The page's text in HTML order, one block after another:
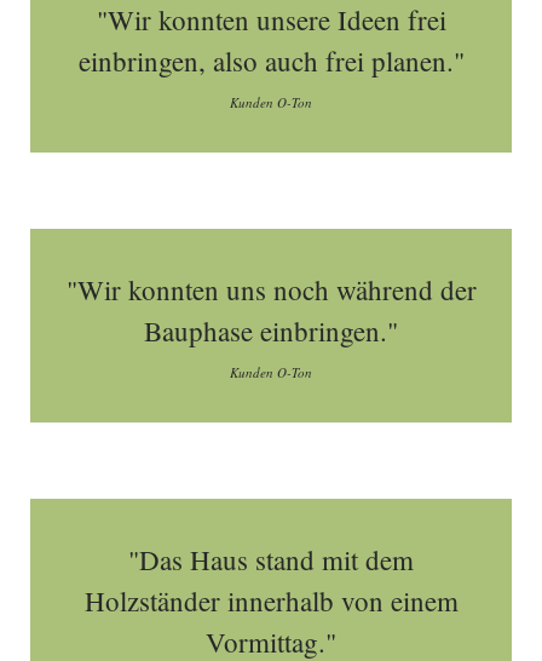
"Wir konnten unsere Ideen frei
einbringen, also auch frei planen."
Kunden O-Ton
"Wir konnten uns noch während der
Bauphase einbringen."
Kunden O-Ton
"Das Haus stand mit dem
Holzständer innerhalb von einem
Vormittag."